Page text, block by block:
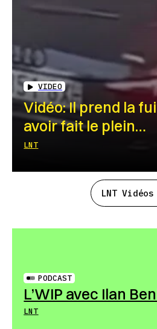
VIDEO
Vidéo: Il prend la
avoir fait le plein…
LNT
LNT Vidéos
PODCAST
L’WIP avec Ilan
LNT